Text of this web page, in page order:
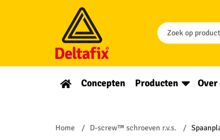
Concepten Producten Over
Home D-screw™ schroeven r.v.s.